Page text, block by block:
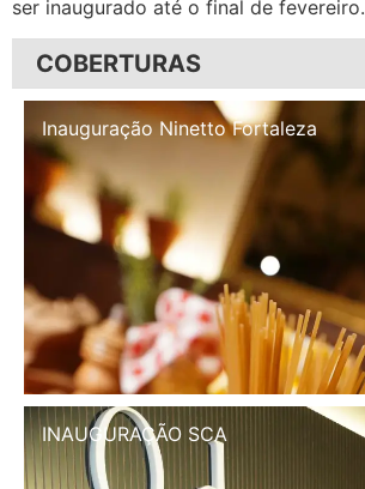
ser inaugurado até o final de fevereiro.
COBERTURAS
Inauguração Illa Café
INAUGURAÇÃO SCA